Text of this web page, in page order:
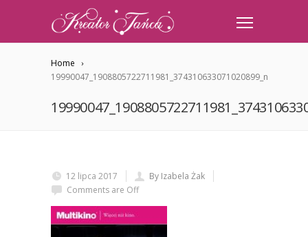
Home
19990047_1908805722711981_374310633071020899_n
12 lipca 2017
By Izabela Żak
Comments are Off